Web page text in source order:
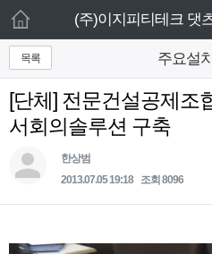
로그인 하세요
홈
주요제품
웹서비스
내 알림
니다.
(주)이지피티테크 댓
목록 주요설
[단체] 전문건설공제조
서회의솔루션 구축
한상범
2013.07.05 19:18
조회 8096